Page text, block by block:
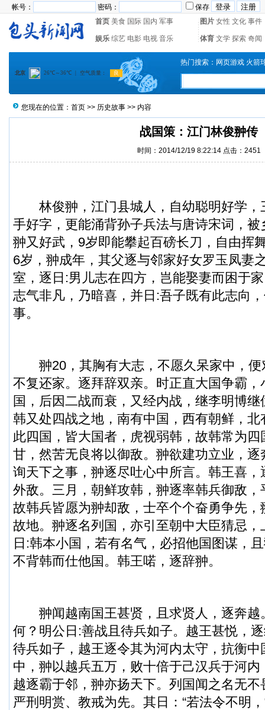
帐号： 密码：
保存
首页 美食 国际 国内 军事 图片 女性 文化 事件
娱乐 综艺 电影 电视 音乐 体育 文学 探索 奇闻
热门搜索： 网页游戏 火箭
您现在的位置： 首页 >> 历史故事 >> 内容
战国策：江门林俊翀传
时间：2014/12/19 8:22:14 点击：2451
林俊翀，江门县城人，自幼聪明好学，
手好字，更能涌背孙子兵法与唐诗宋词，
翀又好武，9岁即能攀起百磅长刀，自由挥
6岁，翀成年，其父逐与邻家好女罗玉凤妻
室，逐日:男儿志在四方，岂能娶妻而困于
志气非凡，乃暗喜，并日:吾子既有此志向
事。
翀20，其胸有大志，不愿久呆家中，便
不复还家。逐拜辞双亲。时正直大国争霸
国，后因二战而衰，又经内战，继李明博
韩又处四战之地，南有中国，西有朝鲜，
此四国，皆大国者，虎视弱韩，故韩常为
甘，然苦无良将以御敌。翀欲建功立业，
询天下之事，翀逐尽吐心中所言。韩王喜
外敌。三月，朝鲜攻韩，翀逐率韩兵御敌
故韩兵皆愿为翀却敌，士卒个个奋勇争先
故地。翀逐名列国，亦引至朝中大臣猜忌
日:韩本小国，若有名气，必招他国图谋，
不背韩而仕他国。韩王喏，逐辞翀。
翀闻越南国王甚贤，且求贤人，逐奔越
何？明公日:善战且待兵如子。越王甚悦，
待兵如子，越王逐令其为河内太守，抗衡
中，翀以越兵五万，败十倍于己汉兵于河
越逐霸于邻，翀亦扬天下。列国闻之名无
严刑明赏、教戒为先。其日：“若法令不明